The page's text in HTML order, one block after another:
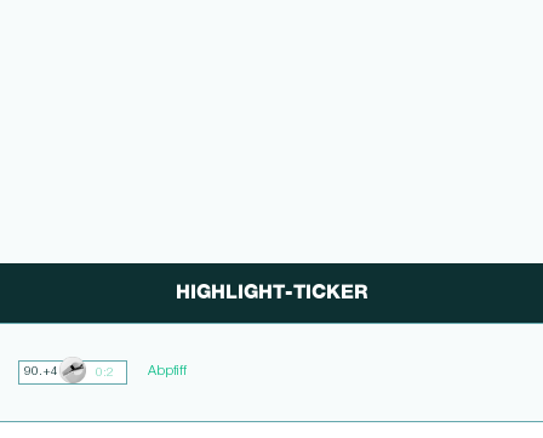
HIGHLIGHT-TICKER
90.+4 0:2 Abpfiff